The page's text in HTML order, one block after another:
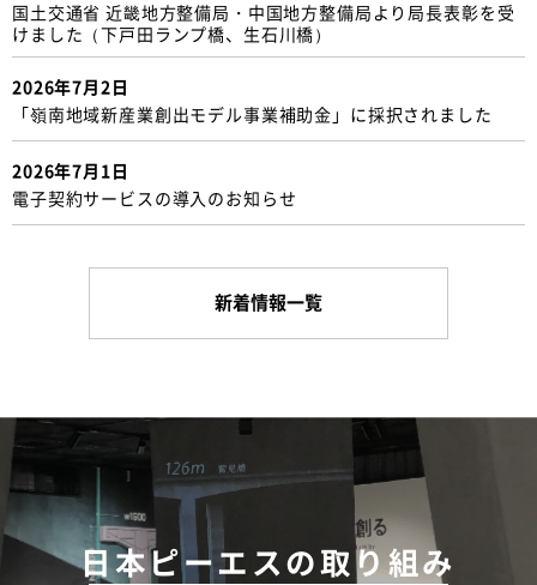
国土交通省 近畿地方整備局・中国地方整備局より局長表彰を受
けました（下戸田ランプ橋、生石川橋）
2026年7月2日
「嶺南地域新産業創出モデル事業補助金」に採択されました
2026年7月1日
電子契約サービスの導入のお知らせ
新着情報一覧
日本ピーエスの取り組み